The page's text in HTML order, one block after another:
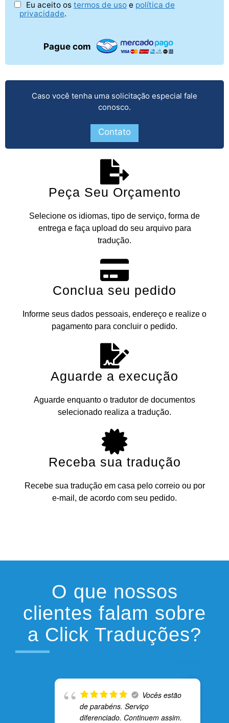
Eu aceito os termos de uso e política de
privacidade.
Pague com
Caso você tenha uma solicitação especial fale
conosco.
Contato
Peça Seu Orçamento
Selecione os idiomas, tipo de serviço, forma de
entrega e faça upload do seu arquivo para
tradução.
Conclua seu pedido
Informe seus dados pessoais, endereço e realize o
pagamento para concluir o pedido.
Aguarde a execução
Aguarde enquanto o tradutor de documentos
selecionado realiza a tradução.
Receba sua tradução
Recebe sua tradução em casa pelo correio ou por
e-mail, de acordo com seu pedido.
O que nossos
clientes falam sobre
a Click Traduções?
Vocês estão
de parabéns. Serviço
diferenciado. Continuem assim.